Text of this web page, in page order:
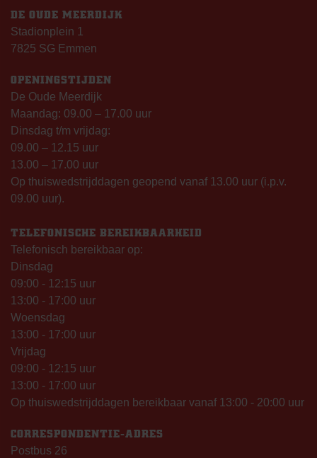
DE OUDE MEERDIJK
Stadionplein 1
7825 SG Emmen
OPENINGSTIJDEN
De Oude Meerdijk
Maandag: 09.00 – 17.00 uur
Dinsdag t/m vrijdag:
09.00 – 12.15 uur
13.00 – 17.00 uur
Op thuiswedstrijddagen geopend vanaf 13.00 uur (i.p.v.
09.00 uur).
TELEFONISCHE BEREIKBAARHEID
Telefonisch bereikbaar op:
Dinsdag
09:00 - 12:15 uur
13:00 - 17:00 uur
Woensdag
13:00 - 17:00 uur
Vrijdag
09:00 - 12:15 uur
13:00 - 17:00 uur
Op thuiswedstrijddagen bereikbaar vanaf 13:00 - 20:00 uur
CORRESPONDENTIE-ADRES
Postbus 26